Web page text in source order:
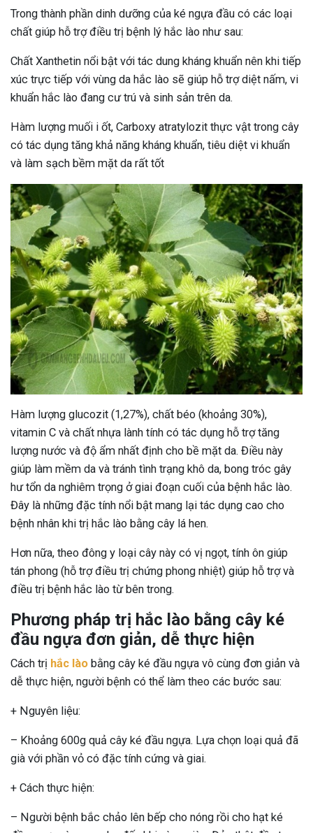
Trong thành phần dinh dưỡng của ké ngựa đầu có các loại
chất giúp hỗ trợ điều trị bệnh lý hắc lào như sau:
Chất Xanthetin nổi bật với tác dung kháng khuẩn nên khi tiếp
xúc trực tiếp với vùng da hắc lào sẽ giúp hỗ trợ diệt nấm, vi
khuẩn hắc lào đang cư trú và sinh sản trên da.
Hàm lượng muối i ốt, Carboxy atratylozit thực vật trong cây
có tác dụng tăng khả năng kháng khuẩn, tiêu diệt vi khuẩn
và làm sạch bềm mặt da rất tốt
Hàm lượng glucozit (1,27%), chất béo (khoảng 30%),
vitamin C và chất nhựa lành tính có tác dụng hỗ trợ tăng
lượng nước và độ ẩm nhất định cho bề mặt da. Điều này
giúp làm mềm da và tránh tình trạng khô da, bong tróc gây
hư tổn da nghiêm trọng ở giai đoạn cuối của bệnh hắc lào.
Đây là những đặc tính nổi bật mang lại tác dụng cao cho
bệnh nhân khi trị hắc lào bằng cây lá hen.
Hơn nữa, theo đông y loại cây này có vị ngọt, tính ôn giúp
tán phong (hỗ trợ điều trị chứng phong nhiệt) giúp hỗ trợ và
điều trị bệnh hắc lào từ bên trong.
Phương pháp trị hắc lào bằng cây ké
đầu ngựa đơn giản, dễ thực hiện
Cách trị hắc lào bằng cây ké đầu ngựa vô cùng đơn giản và
dễ thực hiện, người bệnh có thể làm theo các bước sau:
+ Nguyên liệu:
– Khoảng 600g quả cây ké đầu ngựa. Lựa chọn loại quả đã
già với phần vỏ có đặc tính cứng và giai.
+ Cách thực hiện:
– Người bệnh bắc chảo lên bếp cho nóng rồi cho hạt ké